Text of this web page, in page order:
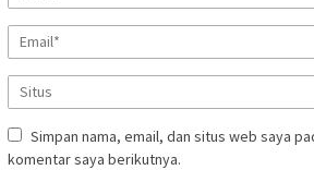
Simpan nama, email, dan situs web saya
komentar saya berikutnya.